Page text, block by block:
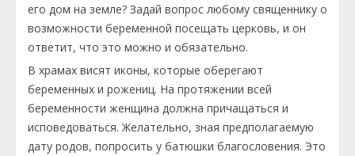
его дом на земле? Задай вопрос любому священнику о
возможности беременной посещать церковь, и он
ответит, что это можно и обязательно.
В храмах висят иконы, которые оберегают
беременных и рожениц. На протяжении всей
беременности женщина должна причащаться и
исповедоваться. Желательно, зная предполагаемую
дату родов, попросить у батюшки благословения. Это